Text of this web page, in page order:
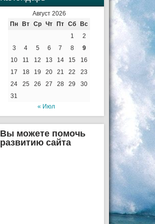
Август 2026
Пн
Вт Ср Чт Пт Сб
Вс
1
2
3
4 5 6 7 8
9
10
11 12 13 14 15
16
17
18 19 20 21 22
23
24
25 26 27 28 29
30
31
« Июл
Вы можете помочь
развитию сайта